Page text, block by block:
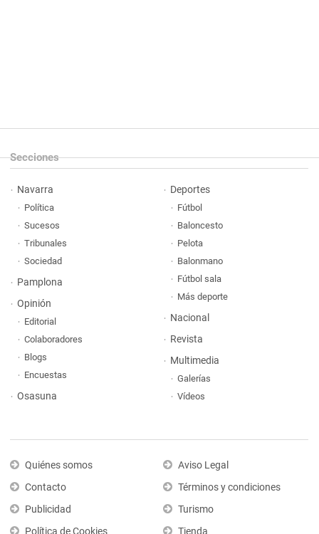
Secciones
Navarra
Política
Sucesos
Tribunales
Sociedad
Pamplona
Opinión
Editorial
Colaboradores
Blogs
Encuestas
Osasuna
Deportes
Fútbol
Baloncesto
Pelota
Balonmano
Fútbol sala
Más deporte
Nacional
Revista
Multimedia
Galerías
Vídeos
Quiénes somos
Contacto
Publicidad
Aviso Legal
Términos y condiciones
Turismo